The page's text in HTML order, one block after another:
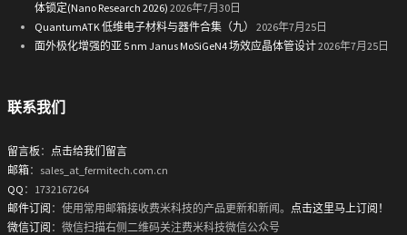
体锁定(Nano Research 2026) 2026年7月30日
QuantumATK 低维电子材料与器件合集（九）
2026年7月25日
面外极化增强的亚 5 nm Janus MoSiGeN4 场效应晶体管设计2026年7月25日
联系我们
留言板 ： 点击给我们留言
邮箱：sales_at_fermitech.com.cn
QQ ：1732167264
邮件订阅 ：使用常用邮箱接收费米科技的产品更新和新闻。 点击这里马上订阅！
微信订阅 ：微信扫描右侧二维码关注费米科技微信公众号